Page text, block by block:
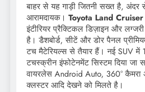
बाहर से यह गाड़ी जितनी सख्त है, अंदर
आरामदायक। Toyota Land
इंटीरियर प्रैक्टिकल डिज़ाइन और
है। डैशबोर्ड, सीटें और डोर पैनल
टच मैटेरियल्स से तैयार हैं। नई SUV में
टचस्क्रीन इंफोटेनमेंट सिस्टम दिया जा
वायरलेस Android Auto, 360°
क्लस्टर आदि देखने को मिलते है।